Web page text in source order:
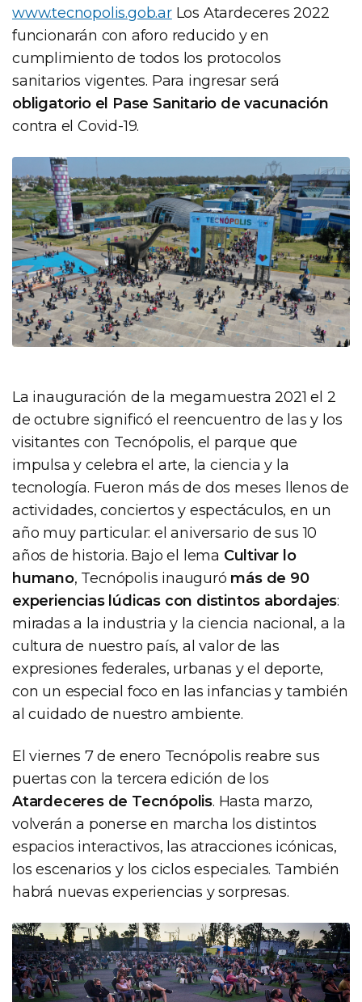
www.tecnopolis.gob.arLos Atardeceres 2022
funcionarán con aforo reducido y en
cumplimiento de todos los protocolos
sanitarios vigentes. Para ingresar será
obligatorio el Pase Sanitario de vacunación
contra el Covid-19.
La inauguración de la megamuestra 2021 el 2
de octubre significó el reencuentro de las y los
visitantes con Tecnópolis, el parque que
impulsa y celebra el arte, la ciencia y la
tecnología. Fueron más de dos meses llenos de
actividades, conciertos y espectáculos, en un
año muy particular: el aniversario de sus 10
años de historia. Bajo el lema Cultivar lo
humano, Tecnópolis inauguró más de 90
experiencias lúdicas con distintos abordajes:
miradas a la industria y la ciencia nacional, a la
cultura de nuestro país, al valor de las
expresiones federales, urbanas y el deporte,
con un especial foco en las infancias y también
al cuidado de nuestro ambiente.
El viernes 7 de enero Tecnópolis reabre sus
puertas con la tercera edición de los
Atardeceres de Tecnópolis. Hasta marzo,
volverán a ponerse en marcha los distintos
espacios interactivos, las atracciones icónicas,
los escenarios y los ciclos especiales. También
habrá nuevas experiencias y sorpresas.